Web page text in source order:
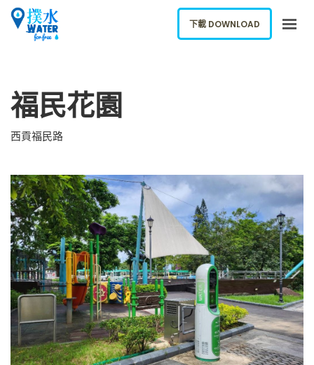
下載應用
ENGLISH
下載 DOWNLOAD
福民花園
西貢福民路
下載 DOWNLOAD